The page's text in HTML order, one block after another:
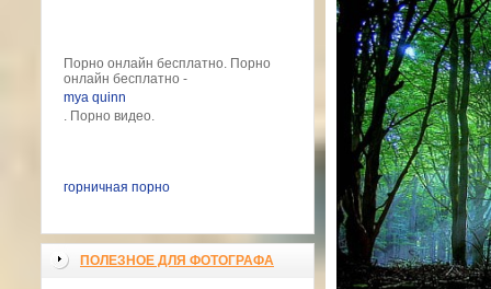
Порно онлайн бесплатно. Порно
онлайн бесплатно -
mya quinn
. Порно видео.
горничная порно
ПОЛЕЗНОЕ ДЛЯ ФОТОГРАФА